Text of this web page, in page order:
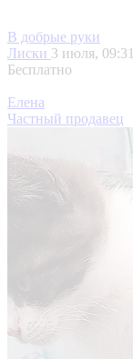
В добрые руки
Лиски 3 июля, 09:31
Бесплатно
Елена
Частный продавец